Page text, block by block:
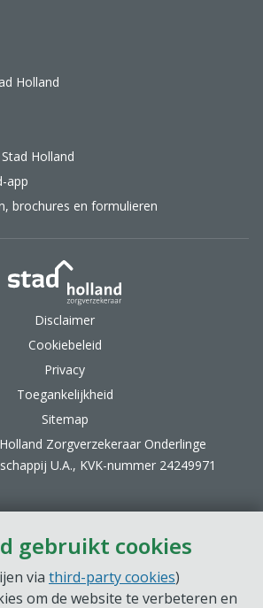
gebruikt cookies
via third-party cookies)
om de website te verbeteren en
Holland
Holland
app
brochures en formulieren
Disclaimer
Cookiebeleid
Privacy
Toegankelijkheid
Sitemap
Zorgverzekeraar Onderlinge
U.A., KVK-nummer 24249971